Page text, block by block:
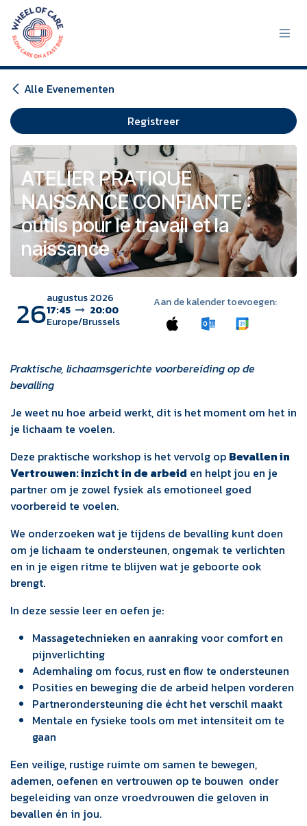
Overslaan naar inhoud
Alle Evenementen
Registreer
ATELIER PRATIQUE
NAISSANCE CONFIANTE :
outils pour le travail et la
naissance
26augustus 2026
17:45
20:00
Europe/Brussels
Aan de kalender toevoegen:
Praktische, lichaamsgerichte voorbereiding op de
bevalling
Je weet nu hoe arbeid werkt, dit is het moment om het in
je lichaam te voelen.
Deze praktische workshop is het vervolg op Bevallen in
Vertrouwen: inzicht in de arbeid en helpt jou en je
partner om je zowel fysiek als emotioneel goed
voorbereid te voelen.
We onderzoeken wat je tijdens de bevalling kunt doen
om je lichaam te ondersteunen, ongemak te verlichten
en in je eigen ritme te blijven wat je geboorte ook
brengt.
In deze sessie leer en oefen je:
Massagetechnieken en aanraking voor comfort en
pijnverlichting
Ademhaling om focus, rust en flow te ondersteunen
Posities en beweging die de arbeid helpen vorderen
Partnerondersteuning die écht het verschil maakt
Mentale en fysieke tools om met intensiteit om te
gaan
Een veilige, rustige ruimte om samen te bewegen,
ademen, oefenen en vertrouwen op te bouwen onder
begeleiding van onze vroedvrouwen die geloven in
bevallen én in jou.